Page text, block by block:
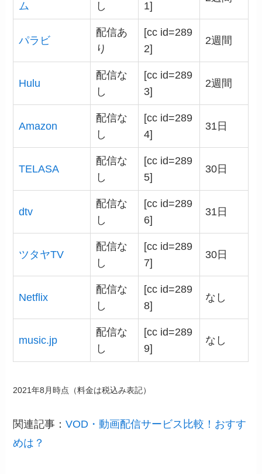
ム し 1]
パラビ
配信あ
り
[cc id=289
2]
2週間
Hulu
配信な
し
[cc id=289
3]
2週間
Amazon
配信な
し
[cc id=289
4]
31日
TELASA
配信な
し
[cc id=289
5]
30日
dtv
配信な
し
[cc id=289
6]
31日
ツタヤTV
配信な
し
[cc id=289
7]
30日
Netflix
配信な
し
[cc id=289
8]
なし
music.jp
配信な
し
[cc id=289
9]
なし
2021年8月時点（料金は税込み表記）
関連記事：VOD・動画配信サービス比較！おすす
めは？